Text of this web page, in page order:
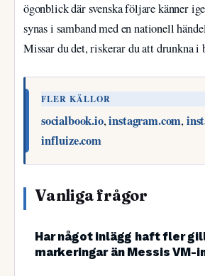
ögonblick där svenska följare känner
synas i samband med en nationell
Missar du det, riskerar du att drunkna i
FLER KÄLLOR
socialbook.io,instagram.com,
influize.com
Vanliga frågor
Har något inlägg haft fler
markeringar än Messis VM-